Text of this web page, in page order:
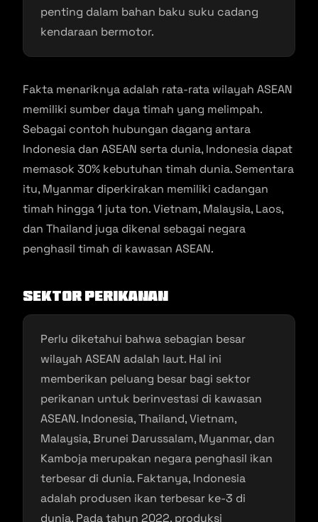
penting dalam bahan baku suku cadang
kendaraan bermotor.
Fakta menariknya adalah rata-rata wilayah ASEAN
memiliki sumber daya timah yang melimpah.
Sebagai contoh hubungan dagang antara
Indonesia dan ASEAN serta dunia, Indonesia dapat
memasok 30% kebutuhan timah dunia. Sementara
itu, Myanmar diperkirakan memiliki cadangan
timah hingga 1 juta ton. Vietnam, Malaysia, Laos,
dan Thailand juga dikenal sebagai negara
penghasil timah di kawasan ASEAN.
Sektor Perikanan
Perlu diketahui bahwa sebagian besar
wilayah ASEAN adalah laut. Hal ini
memberikan peluang besar bagi sektor
perikanan untuk berinvestasi di kawasan
ASEAN. Indonesia, Thailand, Vietnam,
Malaysia, Brunei Darussalam, Myanmar, dan
Kamboja merupakan negara penghasil ikan
terbesar di dunia. Faktanya, Indonesia
adalah produsen ikan terbesar ke-3 di
dunia. Pada tahun 2022, produksi